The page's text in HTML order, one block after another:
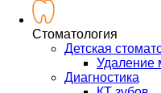
Стоматология
Детская
Удаление
Диагностика